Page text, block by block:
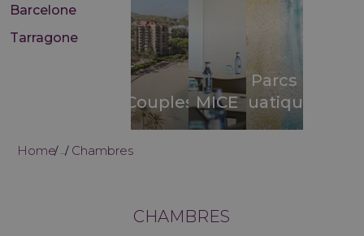
Barcelone
Tarragone
CouplesMICE
Parcs
aquatiques
Home ... Chambres
CHAMBRES